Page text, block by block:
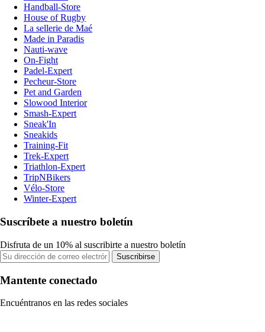
Handball-Store
House of Rugby
La sellerie de Maé
Made in Paradis
Nauti-wave
On-Fight
Padel-Expert
Pecheur-Store
Pet and Garden
Slowood Interior
Smash-Expert
Sneak'In
Sneakids
Training-Fit
Trek-Expert
Triathlon-Expert
TripNBikers
Vélo-Store
Winter-Expert
Suscríbete a nuestro boletín
Disfruta de un 10% al suscribirte a nuestro boletín
Suscribirse
Mantente conectado
Encuéntranos en las redes sociales